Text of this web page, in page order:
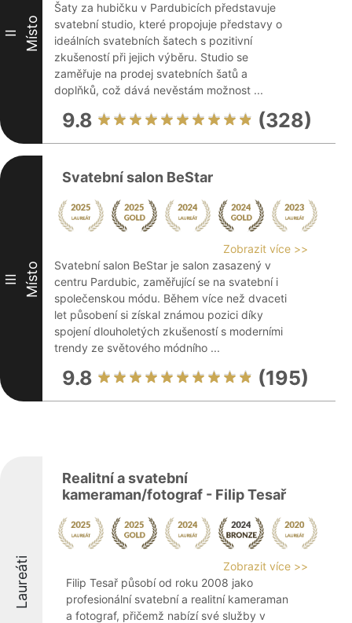
II Místo
Šaty za hubičku v Pardubicích představuje
svatební studio, které propojuje představy o
ideálních svatebních šatech s pozitivní
zkušeností při jejich výběru. Studio se
zaměřuje na prodej svatebních šatů a
doplňků, což dává nevěstám možnost ...
9.8 (328)
III Místo
Svatební salon BeStar
Zobrazit více >>
Svatební salon BeStar je salon zasazený v
centru Pardubic, zaměřující se na svatební i
společenskou módu. Během více než dvaceti
let působení si získal známou pozici díky
spojení dlouholetých zkušeností s moderními
trendy ze světového módního ...
9.8 (195)
Laureáti
Realitní a svatební
kameraman/fotograf - Filip Tesař
Zobrazit více >>
Filip Tesař působí od roku 2008 jako
profesionální svatební a realitní kameraman
a fotograf, přičemž nabízí své služby v